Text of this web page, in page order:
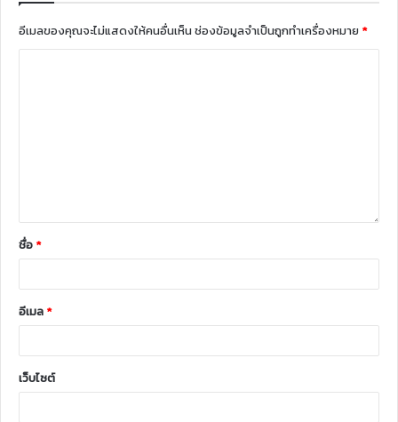
อีเมลของคุณจะไม่แสดงให้คนอื่นเห็นช่องข้อมูลจำเป็นถูกทำเครื่องหมาย *
ชื่อ *
อีเมล *
เว็บไซต์